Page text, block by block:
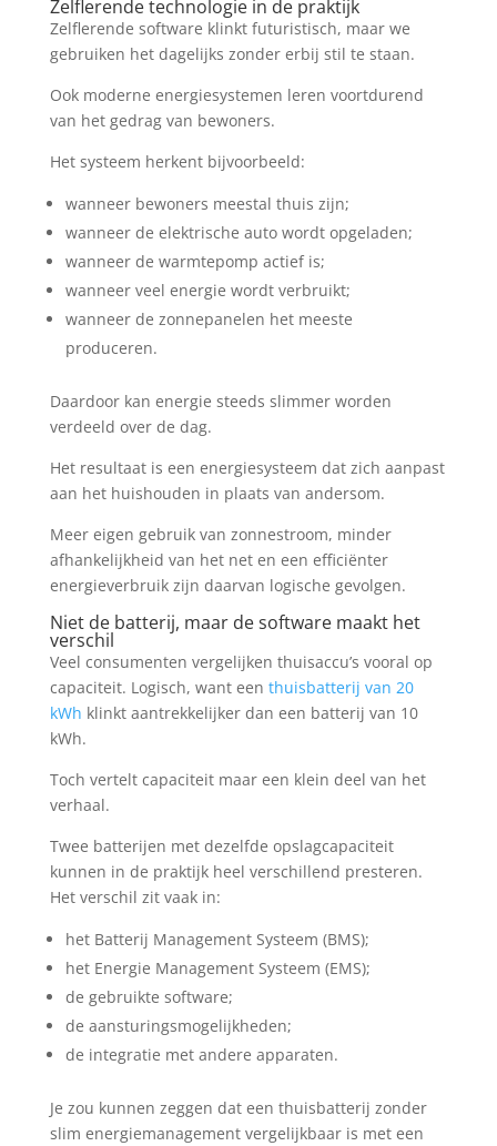
Zelflerende technologie in de praktijk
Zelflerende software klinkt futuristisch, maar we
gebruiken het dagelijks zonder erbij stil te staan.
Ook moderne energiesystemen leren voortdurend
van het gedrag van bewoners.
Het systeem herkent bijvoorbeeld:
wanneer bewoners meestal thuis zijn;
wanneer de elektrische auto wordt opgeladen;
wanneer de warmtepomp actief is;
wanneer veel energie wordt verbruikt;
wanneer de zonnepanelen het meeste
produceren.
Daardoor kan energie steeds slimmer worden
verdeeld over de dag.
Het resultaat is een energiesysteem dat zich aanpast
aan het huishouden in plaats van andersom.
Meer eigen gebruik van zonnestroom, minder
afhankelijkheid van het net en een efficiënter
energieverbruik zijn daarvan logische gevolgen.
Niet de batterij, maar de software maakt het
verschil
Veel consumenten vergelijken thuisaccu’s vooral op
capaciteit. Logisch, want een thuisbatterij van 20
kWh klinkt aantrekkelijker dan een batterij van 10
kWh.
Toch vertelt capaciteit maar een klein deel van het
verhaal.
Twee batterijen met dezelfde opslagcapaciteit
kunnen in de praktijk heel verschillend presteren.
Het verschil zit vaak in:
het Batterij Management Systeem (BMS);
het Energie Management Systeem (EMS);
de gebruikte software;
de aansturingsmogelijkheden;
de integratie met andere apparaten.
Je zou kunnen zeggen dat een thuisbatterij zonder
slim energiemanagement vergelijkbaar is met een